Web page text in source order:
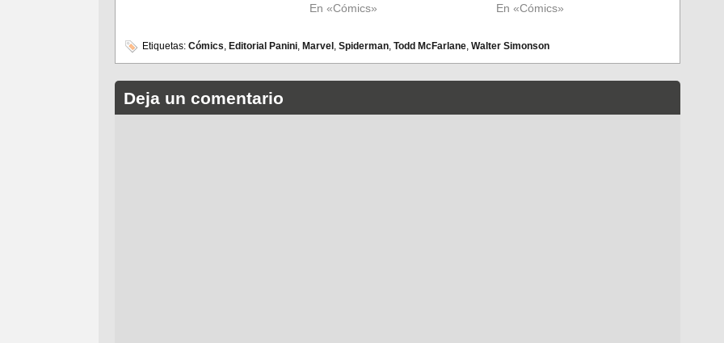
En «Cómics»
En «Cómics»
Etiquetas: Cómics, Editorial Panini, Marvel , Spiderman, Todd McFarlane, Walter Simonson
Deja un comentario